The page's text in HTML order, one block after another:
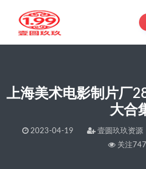
上海美术电影制片厂
大合
2023-04-19 壹圆玖玖资源
关注